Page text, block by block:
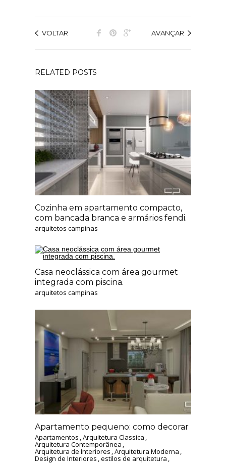
VOLTAR AVANÇAR
RELATED POSTS
Cozinha em apartamento compacto,
com bancada branca e armários fendi.
arquitetos campinas
Casa neoclássica com área gourmet
integrada com piscina.
arquitetos campinas
Apartamento pequeno: como decorar
Apartamentos ,Arquitetura Classica ,
Arquitetura Contemporânea ,
Arquitetura de Interiores ,Arquitetura Moderna ,
Design de Interiores ,estilos de arquitetura ,